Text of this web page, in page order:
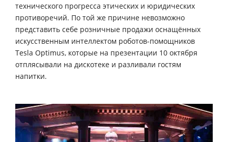
технического прогресса этических и юридических
противоречий. По той же причине невозможно
представить себе розничные продажи оснащённых
искусственным интеллектом роботов-помощников
Tesla Optimus, которые на презентации 10 октября
отплясывали на дискотеке и разливали гостям
напитки.